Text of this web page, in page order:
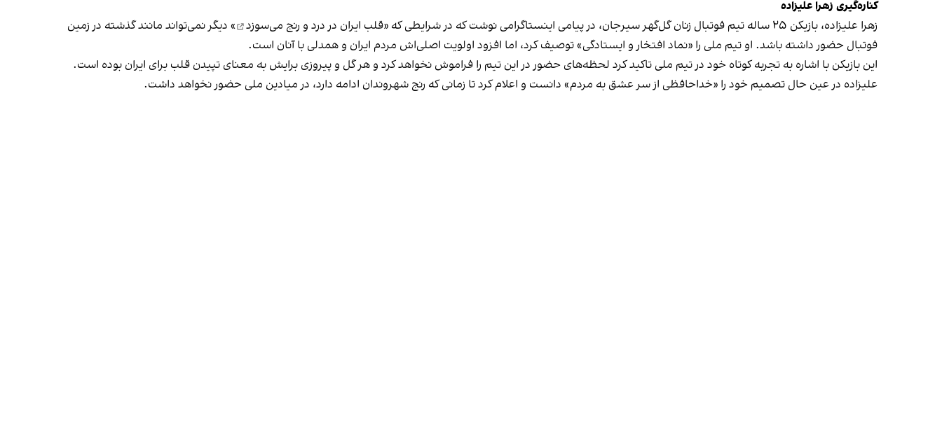
کناره‌گیری زهرا علیزاده
زهرا علیزاده، بازیکن ۲۵ ساله تیم فوتبال زنان گل‌گهر سیرجان، در پیامی اینستاگرامی نوشت که در شرایطی که «
قلب ایران در درد و رنج می‌سوزد
» دیگر نمی‌تواند مانند گذشته در زمین
فوتبال حضور داشته باشد. او تیم ملی را «نماد افتخار و ایستادگی» توصیف کرد، اما افزود اولویت اصلی‌اش مردم ایران و همدلی با آنان است.
این بازیکن با اشاره به تجربه کوتاه خود در تیم ملی تاکید کرد لحظه‌های حضور در این تیم را فراموش نخواهد کرد و هر گل و پیروزی برایش به معنای تپیدن قلب برای ایران بوده است.
علیزاده در عین حال تصمیم خود را «خداحافظی از سر عشق به مردم» دانست و اعلام کرد تا زمانی که رنج شهروندان ادامه دارد، در میادین ملی حضور نخواهد داشت.